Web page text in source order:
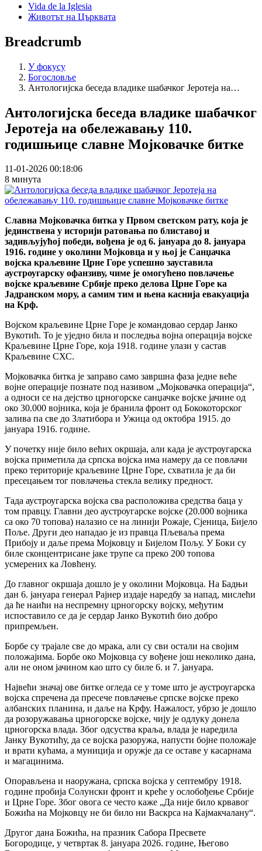
Vida de la Iglesia
Животът на Църквата
Breadcrumb
У фокусу
Богословље
Антологијска беседа владике шабачког Јеротеја на…
Антологијска беседа владике шабачког
Јеротеја на обележавању 110.
годишњице славне Мојковачке битке
11-01-2026 00:18:06
8 минута
Славна Мојковачка битка у Првом светском рату, која је
јединствена у историји ратовања по блиставој и
задивљујућој победи, вођена је од 6. јануара до 8. јануара
1916. године у околини Мојковца и у њој је Санџачка
војска краљевине Црне Горе успешно зауставила
аустроугарску офанзиву, чиме је омогућено повлачење
војске краљевине Србије преко делова Црне Горе ка
Јадранском мору, а самим тим и њена каснија евакуација
на Крф.
Војском краљевине Црне Горе је командовао сердар Јанко
Вукотић. То је уједно била и последња војна операција војске
Краљевине Црне Горе, која 1918. године улази у састав
Краљевине СХС.
‍Мојковачка битка је заправо само завршна фаза једне веће
војне операције познате под називом „Мојковачка операција“,
а односи се на дејство црногорске санџачке војске јачине од
око 30.000 војника, која је бранила фронт од Бококоторског
залива па све до Златибора и Ужица од октобра 1915. до
јануара 1916. године.
‍У почетку није било већих окршаја, али када је аустроугарска
војска приметила да српска војска има намеру да се повлачи
преко територије краљевине Црне Горе, схватила је да би
пресецањем тог повлачења стекла велику предност.
‍Тада аустроугарска војска сва расположива средства баца у
том правцу. Главни дeо аустроугарске војске (20.000 војника
са око 70 топова) налазио се на линији Рожаје, Сјеница, Бијело
Поље. Други дeо нападао је из правца Пљеваља према
Прибоју и даље према Мојковцу и Бијелом Пољу. У Боки су
биле сконцентрисане јаке трупе са преко 200 топова
усмерених ка Ловћену.
‍До главног окршаја дошло је у околини Мојковца. На Бадњи
дан 6. јануара генерал Рајнер издаје наредбу за напад, мислећи
да ће наићи на неспремну црногорску војску, међутим
испоставило се да је сердар Јанко Вукотић био добро
припремљен.
‍Борбе су трајале све до мрака, али су сви остали на својим
положајима. Борбе око Мојковца су вођене још неколико дана,
али не оном јачином као што су биле 6. и 7. јануара.
‍Највећи значај ове битке огледа се у томе што је аустроугарска
војска спречена да пресече повлачење српске војске преко
албанских планина, и даље на Крфу. Нажалост, убрзо је дошло
да розоружавања црногорске војске, чију је одлуку донела
црногорска влада. Због одсуства краља, влада је наредила
Јанку Вукотићу, да се војска разоружа, напусти бојне положаје
и врати кућама, а муниција и оружје да се оставе у касарнама
и магацинима.
‍Опорављена и наоружана, српска војска у септембру 1918.
године пробија Солунски фронт и креће у ослобођење Србије
и Црне Горе. Због овога се често каже „Да није било крвавог
Божића на Мојковцу не би било ни Васкрса на Кајмакчалану“.
‍Другог дана Божића, на празник Сабора Пресвете
Богородице, у четвртак 8. јануара 2026. године, Његово